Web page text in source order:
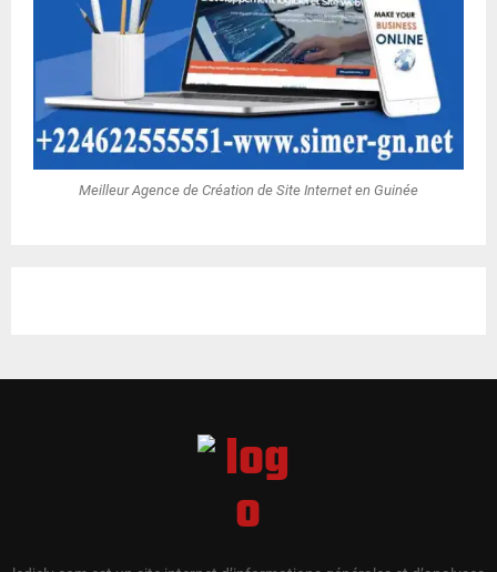
Meilleur Agence de Création de Site Internet en Guinée